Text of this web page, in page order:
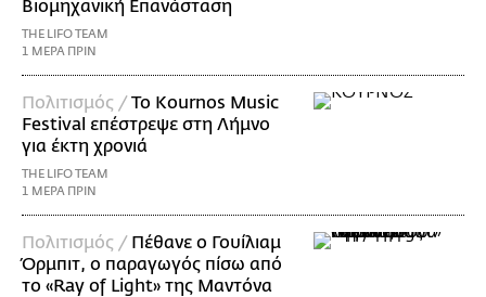
Βιομηχανική Επανάσταση
THE LIFO TEAM
1 ΜΕΡΑ ΠΡΙΝ
Πολιτισμός /Το Kournos Music
Festival επέστρεψε στη Λήμνο
για έκτη χρονιά
THE LIFO TEAM
1 ΜΕΡΑ ΠΡΙΝ
Πολιτισμός / Πέθανε ο Γουίλιαμ
Όρμπιτ, ο παραγωγός πίσω από
το «Ray of Light» της Μαντόνα